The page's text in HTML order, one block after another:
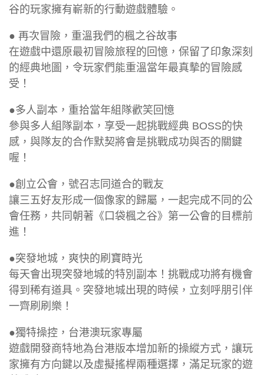
谷的玩家擁有嶄新的行動遊戲體驗。
● 再次冒險，重溫我們的楓之谷故事
在遊戲中還原最初冒險旅程的回憶，保留了印象深刻
的經典地圖，令玩家們能重溫當年最真摰的冒險感
受！
●多人副本，重拾當年組隊歡笑回憶
參與多人組隊副本，享受一起挑戰經典 BOSS的快
感，與隊友的合作默契將會是挑戰成功與否的關鍵
喔！
●創立公會，號召志同道合的戰友
讓三五好友形成一個像家的歸屬，一起完成不同的公
會任務，共同朝著《口袋楓之谷》第一公會的目標前
進！
●突發地城，爽快的刷寶時光
每天會出現突發地城的特別副本！挑戰成功將有機會
得到稀有道具。突發地城出現的時候，立刻呼朋引伴
一齊刷刷樂！
●獨特操控，台港澳玩家專屬
遊戲開發商特地為台港版本增加新的操縱方式，讓玩
家擁有方向鍵以及虛擬搖桿兩種選擇，滿足玩家的遊